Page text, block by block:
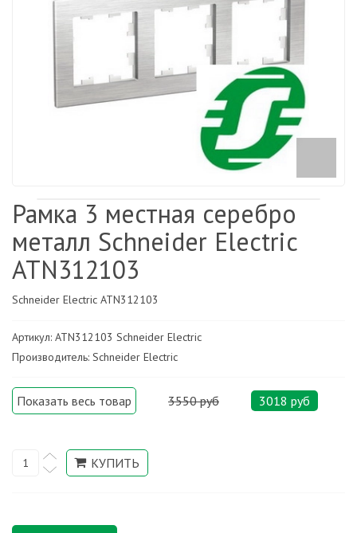
Рамка 3 местная серебро
металл Schneider Electric
ATN312103
Schneider Electric ATN312103
Артикул: ATN312103 Schneider Electric
Производитель: Schneider Electric
Показать весь товар 3550 руб 3018 руб